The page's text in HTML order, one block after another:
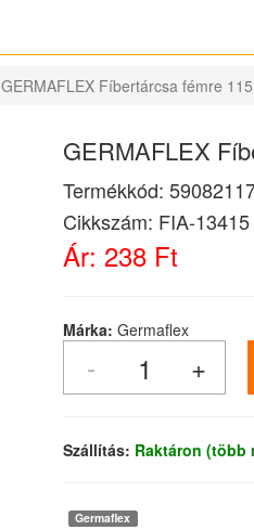
GERMAFLEX Fíbertárcsa fémre
GERMAFLEX
Termékkód:
Cikkszám: FIA-13415
Ár: 238 Ft
Márka: Germaflex
Szállítás: Raktáron (több
Germaflex